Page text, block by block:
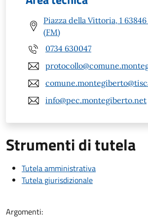
Piazza della Vittoria, 1
(FM)
0734 630047
info@pec.montegiberto.net
Strumenti di tutela
Tutela amministrativa
Tutela giurisdizionale
Argomenti: